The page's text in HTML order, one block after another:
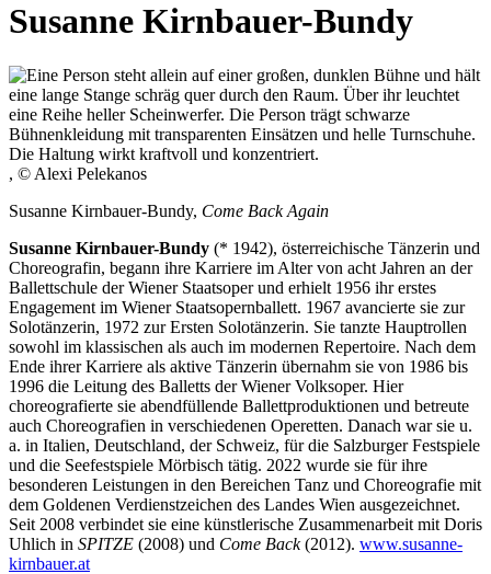
Susanne Kirnbauer-Bundy
, © Alexi Pelekanos
Susanne Kirnbauer-Bundy, Come Back Again
Susanne Kirnbauer-Bundy (* 1942), österreichische Tänzerin und
Choreografin, begann ihre Karriere im Alter von acht Jahren an der
Ballettschule der Wiener Staatsoper und erhielt 1956 ihr erstes
Engagement im Wiener Staatsopernballett. 1967 avancierte sie zur
Solotänzerin, 1972 zur Ersten Solotänzerin. Sie tanzte Hauptrollen
sowohl im klassischen als auch im modernen Repertoire. Nach dem
Ende ihrer Karriere als aktive Tänzerin übernahm sie von 1986 bis
1996 die Leitung des Balletts der Wiener Volksoper. Hier
choreografierte sie abendfüllende Ballettproduktionen und betreute
auch Choreografien in verschiedenen Operetten. Danach war sie u.
a. in Italien, Deutschland, der Schweiz, für die Salzburger Festspiele
und die Seefestspiele Mörbisch tätig. 2022 wurde sie für ihre
besonderen Leistungen in den Bereichen Tanz und Choreografie mit
dem Goldenen Verdienstzeichen des Landes Wien ausgezeichnet.
Seit 2008 verbindet sie eine künstlerische Zusammenarbeit mit Doris
Uhlich in SPITZE (2008) und Come Back(2012). www.susanne-
kirnbauer.at